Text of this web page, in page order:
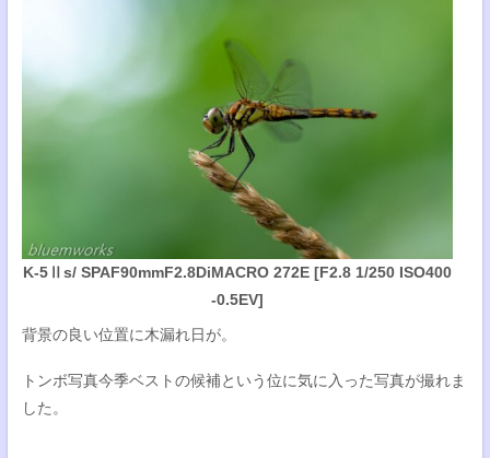
K-5Ⅱs/ SPAF90mmF2.8DiMACRO 272E [F2.8 1/250 ISO400
-0.5EV]
背景の良い位置に木漏れ日が。
トンボ写真今季ベストの候補という位に気に入った写真が撮れま
した。